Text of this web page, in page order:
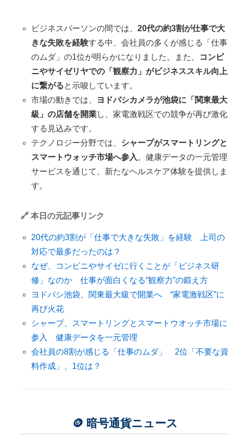
ビジネスパーソンの間では、 20代の約3割が仕事で大
きな失敗を経験する中、会社員の多くが感じる「仕事
のムダ」の1位が明らかになりました。また、
コンビ
ニやサイゼリヤでの「観察力」がビジネススキル向上
に繋がると示唆しています。
市場の動きでは、
ヨドバシカメラが池袋に「関東最大
級」の店舗を開業し、家電激戦区での競争が再び激化
する見込みです。
テクノロジー分野では、 シャープがスマートリングと
スマートウォッチ市場へ参入 。健康データの一元管理
サービスを通じて、新たなヘルスケア体験を提供しま
す。
🔗 本日の元記事リンク
20代の約3割が「仕事で大きな失敗」を経験 上司の
対応で最多だったのは？
なぜ、コンビニやサイゼに行くことが「ビジネス研
修」なのか 仕事が面白くなる“観察力”の鍛え方
ヨドバシ池袋、関東最大級で開業へ “家電激戦区”に
再び火花
シャープ、スマートリングとスマートウオッチ市場に
参入 健康データを一元管理
会社員の8割が感じる「仕事のムダ」 2位「不要な資
料作成」、1位は？
🪙 暗号通貨ニュース